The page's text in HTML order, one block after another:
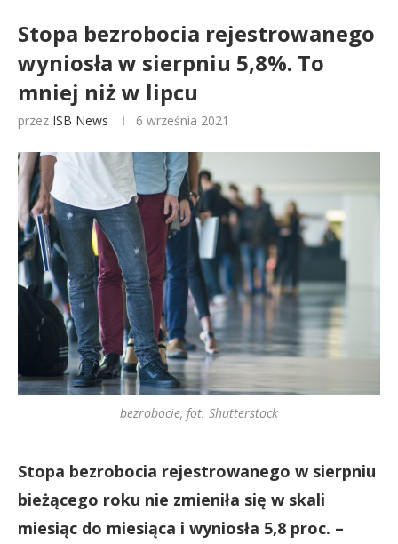
Stopa bezrobocia rejestrowanego
wyniosła w sierpniu 5,8%. To
mniej niż w lipcu
przez ISB News 6 września 2021
bezrobocie, fot. Shutterstock
Stopa bezrobocia rejestrowanego w sierpniu
bieżącego roku nie zmieniła się w skali
miesiąc do miesiąca i wyniosła 5,8 proc. –